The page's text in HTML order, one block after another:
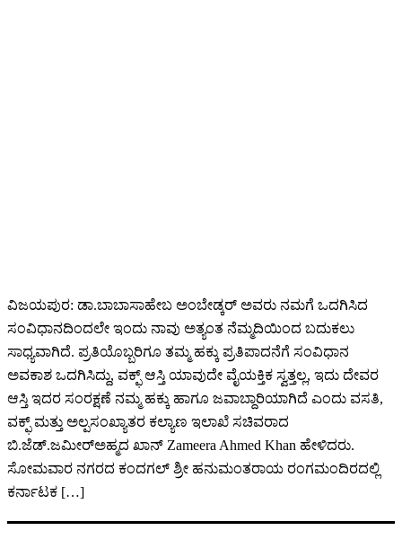
ವಿಜಯಪುರ: ಡಾ.ಬಾಬಾಸಾಹೇಬ ಅಂಬೇಡ್ಕರ್ ಅವರು ನಮಗೆ ಒದಗಿಸಿದ
ಸಂವಿಧಾನದಿಂದಲೇ ಇಂದು ನಾವು ಅತ್ಯಂತ ನೆಮ್ಮದಿಯಿಂದ ಬದುಕಲು
ಸಾಧ್ಯವಾಗಿದೆ. ಪ್ರತಿಯೊಬ್ಬರಿಗೂ ತಮ್ಮ ಹಕ್ಕು ಪ್ರತಿಪಾದನೆಗೆ ಸಂವಿಧಾನ
ಅವಕಾಶ ಒದಗಿಸಿದ್ದು, ವಕ್ಫ್ ಆಸ್ತಿ ಯಾವುದೇ ವೈಯಕ್ತಿಕ ಸ್ವತ್ತಲ್ಲ, ಇದು ದೇವರ
ಆಸ್ತಿ ಇದರ ಸಂರಕ್ಷಣೆ ನಮ್ಮ ಹಕ್ಕು ಹಾಗೂ ಜವಾಬ್ದಾರಿಯಾಗಿದೆ ಎಂದು ವಸತಿ,
ವಕ್ಫ್ ಮತ್ತು ಅಲ್ಪಸಂಖ್ಯಾತರ ಕಲ್ಯಾಣ ಇಲಾಖೆ ಸಚಿವರಾದ
ಬಿ.ಜೆಡ್.ಜಮೀರ್‍ಅಹ್ಮದ ಖಾನ್ Zameera Ahmed Khan ಹೇಳಿದರು.
ಸೋಮವಾರ ನಗರದ ಕಂದಗಲ್ ಶ್ರೀ ಹನುಮಂತರಾಯ ರಂಗಮಂದಿರದಲ್ಲಿ
ಕರ್ನಾಟಕ […]